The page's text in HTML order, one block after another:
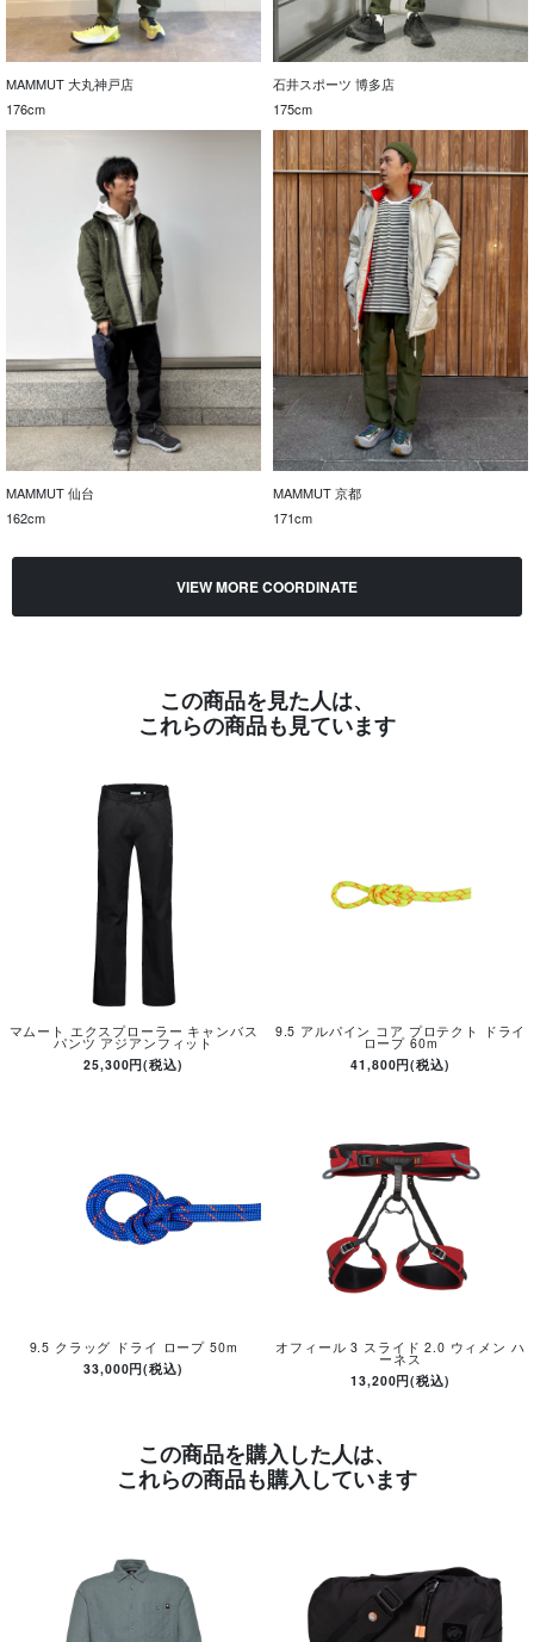
MAMMUT 大丸神戸店
176cm
石井スポーツ 博多店
175cm
MAMMUT 仙台
162cm
MAMMUT 京都
171cm
VIEW MORE COORDINATE
この商品を見た人は、
これらの商品も見ています
マムート エクスプローラー キャンバス
パンツ アジアンフィット
25,300円(税込)
9.5 アルパイン コア プロテクト ドライ
ロープ 60m
41,800円(税込)
9.5 クラッグ ドライ ロープ 50m
33,000円(税込)
オフィール 3 スライド 2.0 ウィメン ハ
ーネス
13,200円(税込)
この商品を購入した人は、
これらの商品も購入しています